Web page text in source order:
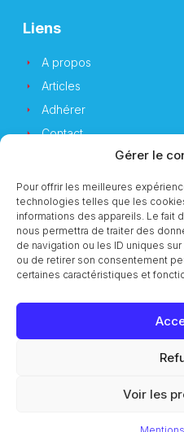
Gérer le
Pour offrir les meilleures
technologies telles que les
informations des appareils. Le fait
nous permettra de traiter des
de navigation ou les ID uniques
ou de retirer son consentement
certaines caractéristiques et
Voir les
Liens
A propos
Articles
Adhérer
Contact
Newsletter
Vous souhaitez suivre notre
© 2023